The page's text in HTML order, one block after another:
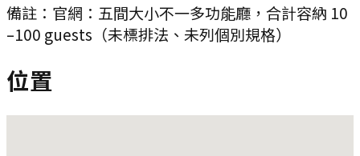
備註： 官網：五間大小不一多功能廳，合計容納 10
–100 guests（未標排法、未列個別規格）
位置